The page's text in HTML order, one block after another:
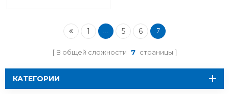
1 ... 5 6 7
В общей сложности 7 страницы
КАТЕГОРИИ